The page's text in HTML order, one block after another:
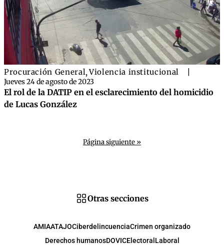
Procuración General, Violencia institucional
Jueves 24 de agosto de 2023
El rol de la DATIP en el esclarecimiento del homicidio
de Lucas González
Página siguiente »
Otras secciones
AMIAATAJOCiberdelincuenciaCrimen organizado
Derechos humanosDOVICElectoral Laboral